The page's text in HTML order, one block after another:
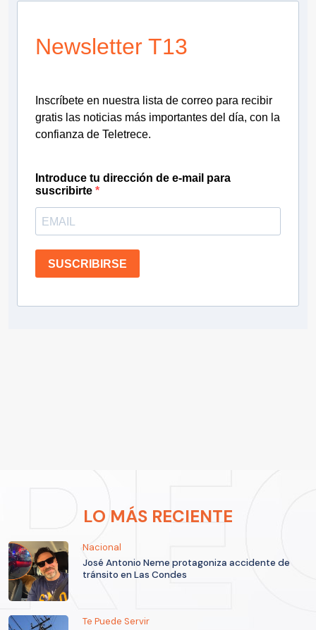
Newsletter T13
Inscríbete en nuestra lista de correo para recibir
gratis las noticias más importantes del día, con la
confianza de Teletrece.
Introduce tu dirección de e-mail para
suscribirte
SUSCRIBIRSE
LO MÁS RECIENTE
Nacional
José Antonio Neme protagoniza accidente de
tránsito en Las Condes
Te Puede Servir